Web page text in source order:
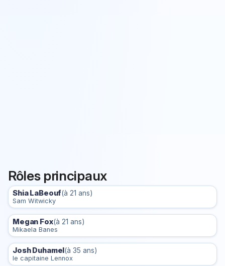
Rôles principaux
Shia LaBeouf(à 21 ans)
Sam Witwicky
Megan Fox(à 21 ans)
Mikaela Banes
Josh Duhamel(à 35 ans)
le capitaine Lennox